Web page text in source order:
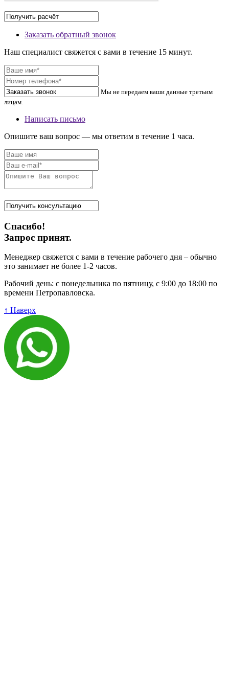
Заказать обратный звонок
Наш специалист свяжется с вами в течение 15 минут.
Мы не передаем ваши данные третьим
лицам.
Написать письмо
Опишите ваш вопрос — мы ответим в течение 1 часа.
Спасибо!
Запрос принят.
Менеджер свяжется с вами в течение рабочего дня – обычно
это занимает не более 1-2 часов.
Рабочий день: с понедельника по пятницу, с 9:00 до 18:00 по
времени Петропавловска.
↑ Наверх